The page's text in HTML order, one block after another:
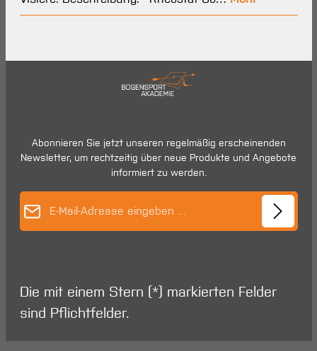
Abonnieren Sie jetzt unseren regelmäßig erscheinenden
Newsletter, um rechtzeitig über neue Produkte und Angebote
informiert zu werden.
Die mit einem Stern (*) markierten Felder
sind Pflichtfelder.